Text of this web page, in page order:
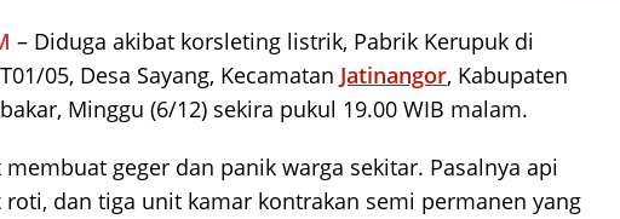
– Diduga akibat korsleting listrik, Pabrik Kerupuk di
05, Desa Sayang, Kecamatan Jatinangor, Kabupaten
Minggu (6/12) sekira pukul 19.00 WIB malam.
geger dan panik warga sekitar. Pasalnya api
dan tiga unit kamar kontrakan semi permanen yang